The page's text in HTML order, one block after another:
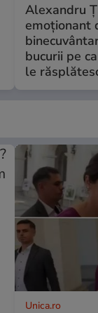
Alexandru
emoționant
bucurii pe
le
Unica.ro